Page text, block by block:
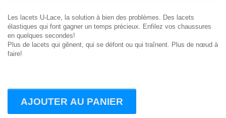
Les lacets U-Lace, la solution à bien des problèmes. Des lacets
élastiques qui font gagner un temps précieux. Enfilez vos chaussures
en quelques secondes!
Plus de lacets qui gênent, qui se défont ou qui traînent. Plus de nœud à
faire!
AJOUTER AU PANIER